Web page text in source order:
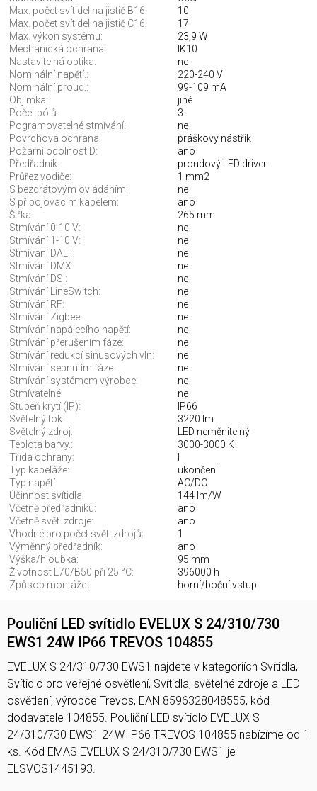
Max. počet svítidel na jistič B16:
10
Max. počet svítidel na jistič C16:
17
Max. výkon systému:
23,9 W
Mechanická ochrana:
IK10
Nastavitelná optika:
ne
Nominální napětí.:
220-240 V
Nominální proud.:
99-109 mA
Objímka:
jiné
Počet pólů:
3
Pogramovatelné stmívání:
ne
Povrchová ochrana:
práškový nástřik
Požární odolnost D:
ano
Předřadník:
proudový LED driver
Průřez vodiče:
1 mm2
S bezdrátovým ovládáním:
ne
S připojovacím kabelem:
ano
Šířka:
265 mm
Stmívání 0-10 V:
ne
Stmívání 1-10 V:
ne
Stmívání DALI:
ne
Stmívání DMX:
ne
Stmívání DSI:
ne
Stmívání LineSwitch:
ne
Stmívání RF:
ne
Stmívání Zigbee:
ne
Stmívání napájecího napětí:
ne
Stmívání přerušením fáze:
ne
Stmívání redukcí sinusových vln:
ne
Stmívání sepnutím fáze:
ne
Stmívání systémem výrobce:
ne
Stmívatelné:
ne
Stupeň krytí (IP):
IP66
Světelný tok:
3220 lm
Světelný zdroj:
LED neměnitelný
Teplota barvy.:
3000-3000 K
Třída ochrany:
Typ kabeláže:
ukončení
Typ napětí:
AC/DC
Účinnost svítidla:
144 lm/W
Včetně předřadníku:
ano
Včetně svět. zdroje:
ano
Vhodné pro počet svět. zdrojů:
1
Výměnný předřadník:
ano
Výška/hloubka:
95 mm
Životnost L70/B50 při 25 °C:
396000 h
Způsob montáže:
horní/boční vstup
Pouliční LED svítidlo EVELUX S 24/310/730
EWS1 24W IP66 TREVOS 104855
EVELUX S 24/310/730 EWS1 najdete v kategoriích Svítidla,
Svítidlo pro veřejné osvětlení, Svítidla, světelné zdroje a LED
osvětlení, výrobce Trevos, EAN 8596328048555, kód
dodavatele 104855. Pouliční LED svítidlo EVELUX S
24/310/730 EWS1 24W IP66 TREVOS 104855 nabízíme od 1
ks. Kód EMAS EVELUX S 24/310/730 EWS1 je
ELSVOS1445193.